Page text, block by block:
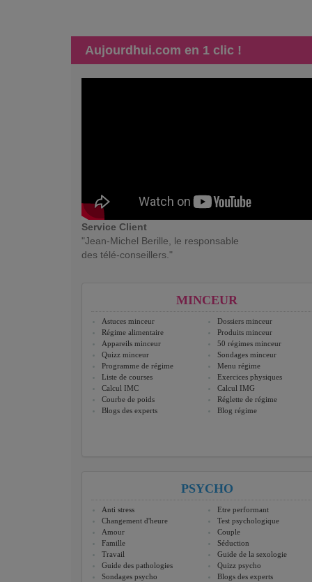
Aujourdhui.com en 1 clic !
Service Client
"Jean-Michel Berille, le responsable
des télé-conseillers."
MINCEUR
Astuces minceur
Dossiers minceur
Régime alimentaire
Produits minceur
Appareils minceur
50 régimes minceur
Quizz minceur
Sondages minceur
Programme de régime
Menu régime
Liste de courses
Exercices physiques
Calcul IMC
Calcul IMG
Courbe de poids
Réglette de régime
Blogs des experts
Blog régime
PSYCHO
Anti stress
Etre performant
Changement d'heure
Test psychologique
Amour
Couple
Famille
Séduction
Travail
Guide de la sexologie
Guide des pathologies
Quizz psycho
Sondages psycho
Blogs des experts